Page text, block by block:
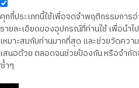
คุกกี้ประเภทนี้ใช้เพื่อจดจำพฤติกรรมการ
รายละเอียดของอุปกรณ์ที่ท่านใช้ เพื่อนำไ
เหมาะสมกับท่านมากที่สุด และช่วยวัดคว
เสนอด้วย ตลอดจนช่วยป้องกัน หรือจำกั
ซ้ำๆ